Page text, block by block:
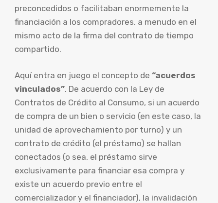
preconcedidos o facilitaban enormemente la
financiación a los compradores, a menudo en el
mismo acto de la firma del contrato de tiempo
compartido.
Aquí entra en juego el concepto de “acuerdos
vinculados”. De acuerdo con la Ley de
Contratos de Crédito al Consumo, si un acuerdo
de compra de un bien o servicio (en este caso, la
unidad de aprovechamiento por turno) y un
contrato de crédito (el préstamo) se hallan
conectados (o sea, el préstamo sirve
exclusivamente para financiar esa compra y
existe un acuerdo previo entre el
comercializador y el financiador), la invalidación